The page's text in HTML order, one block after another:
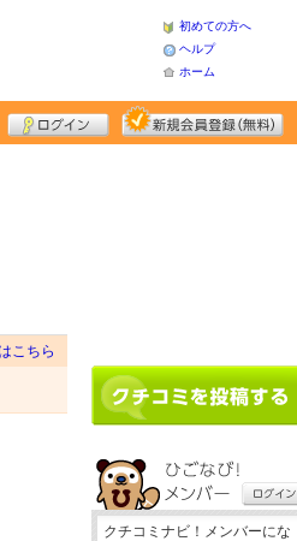
初めての方へ
ヘルプ
ホーム
こちら
クチコミナビ！メンバーにな